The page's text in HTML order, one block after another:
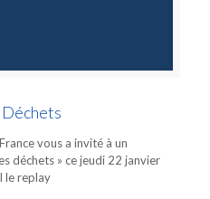
vous a invité à un
déchets » ce jeudi 22 janvier
le replay